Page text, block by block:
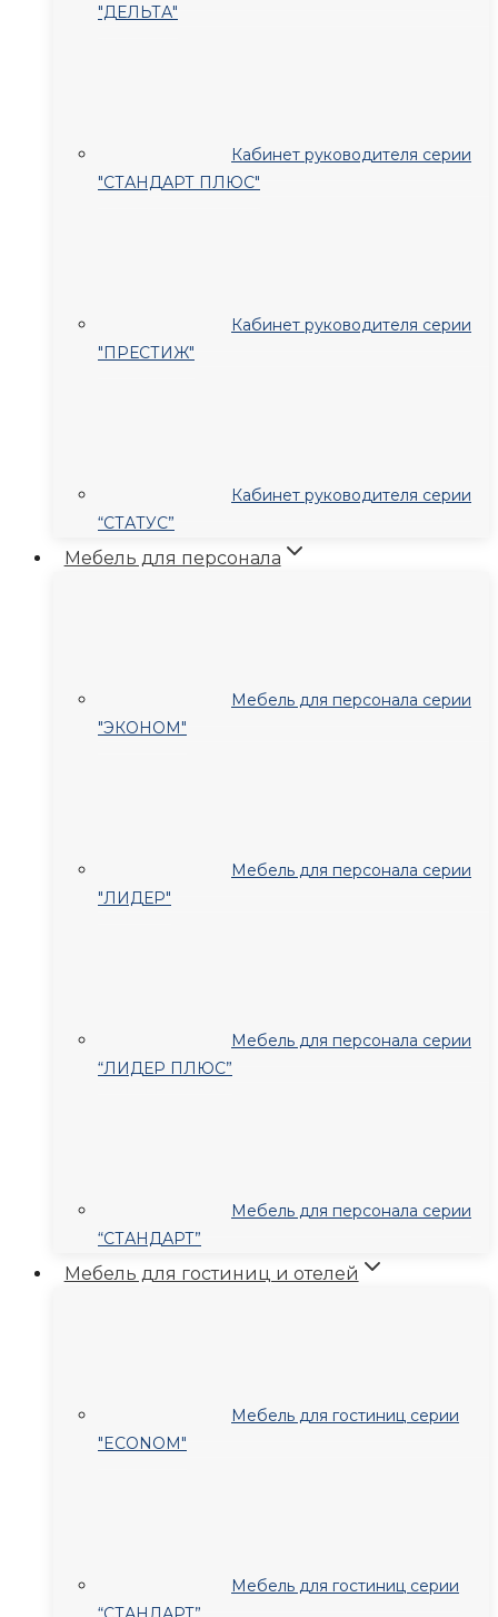
"ДЕЛЬТА"
Кабинет руководителя серии
"СТАНДАРТ ПЛЮС"
Кабинет руководителя серии
"ПРЕСТИЖ"
Кабинет руководителя серии
“СТАТУС”
Мебель для персонала
Мебель для персонала серии
"ЭКОНОМ"
Мебель для персонала серии
"ЛИДЕР"
Мебель для персонала серии
“ЛИДЕР ПЛЮС”
Мебель для персонала серии
“СТАНДАРТ”
Мебель для гостиниц и отелей
Мебель для гостиниц серии
"ECONOM"
Мебель для гостиниц серии